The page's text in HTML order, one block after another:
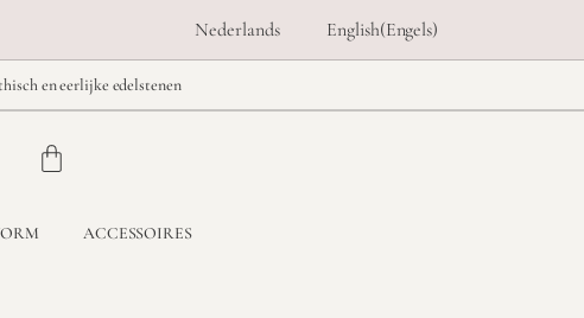
Nederlands English(Engels)
en eerlijke edelstenen
ACCESSOIRES